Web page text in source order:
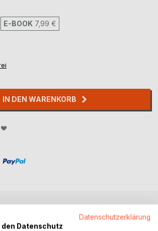
E-BOOK 7,99 €
IN DEN WARENKORB
Datenschutzerklärung
Datenschutz